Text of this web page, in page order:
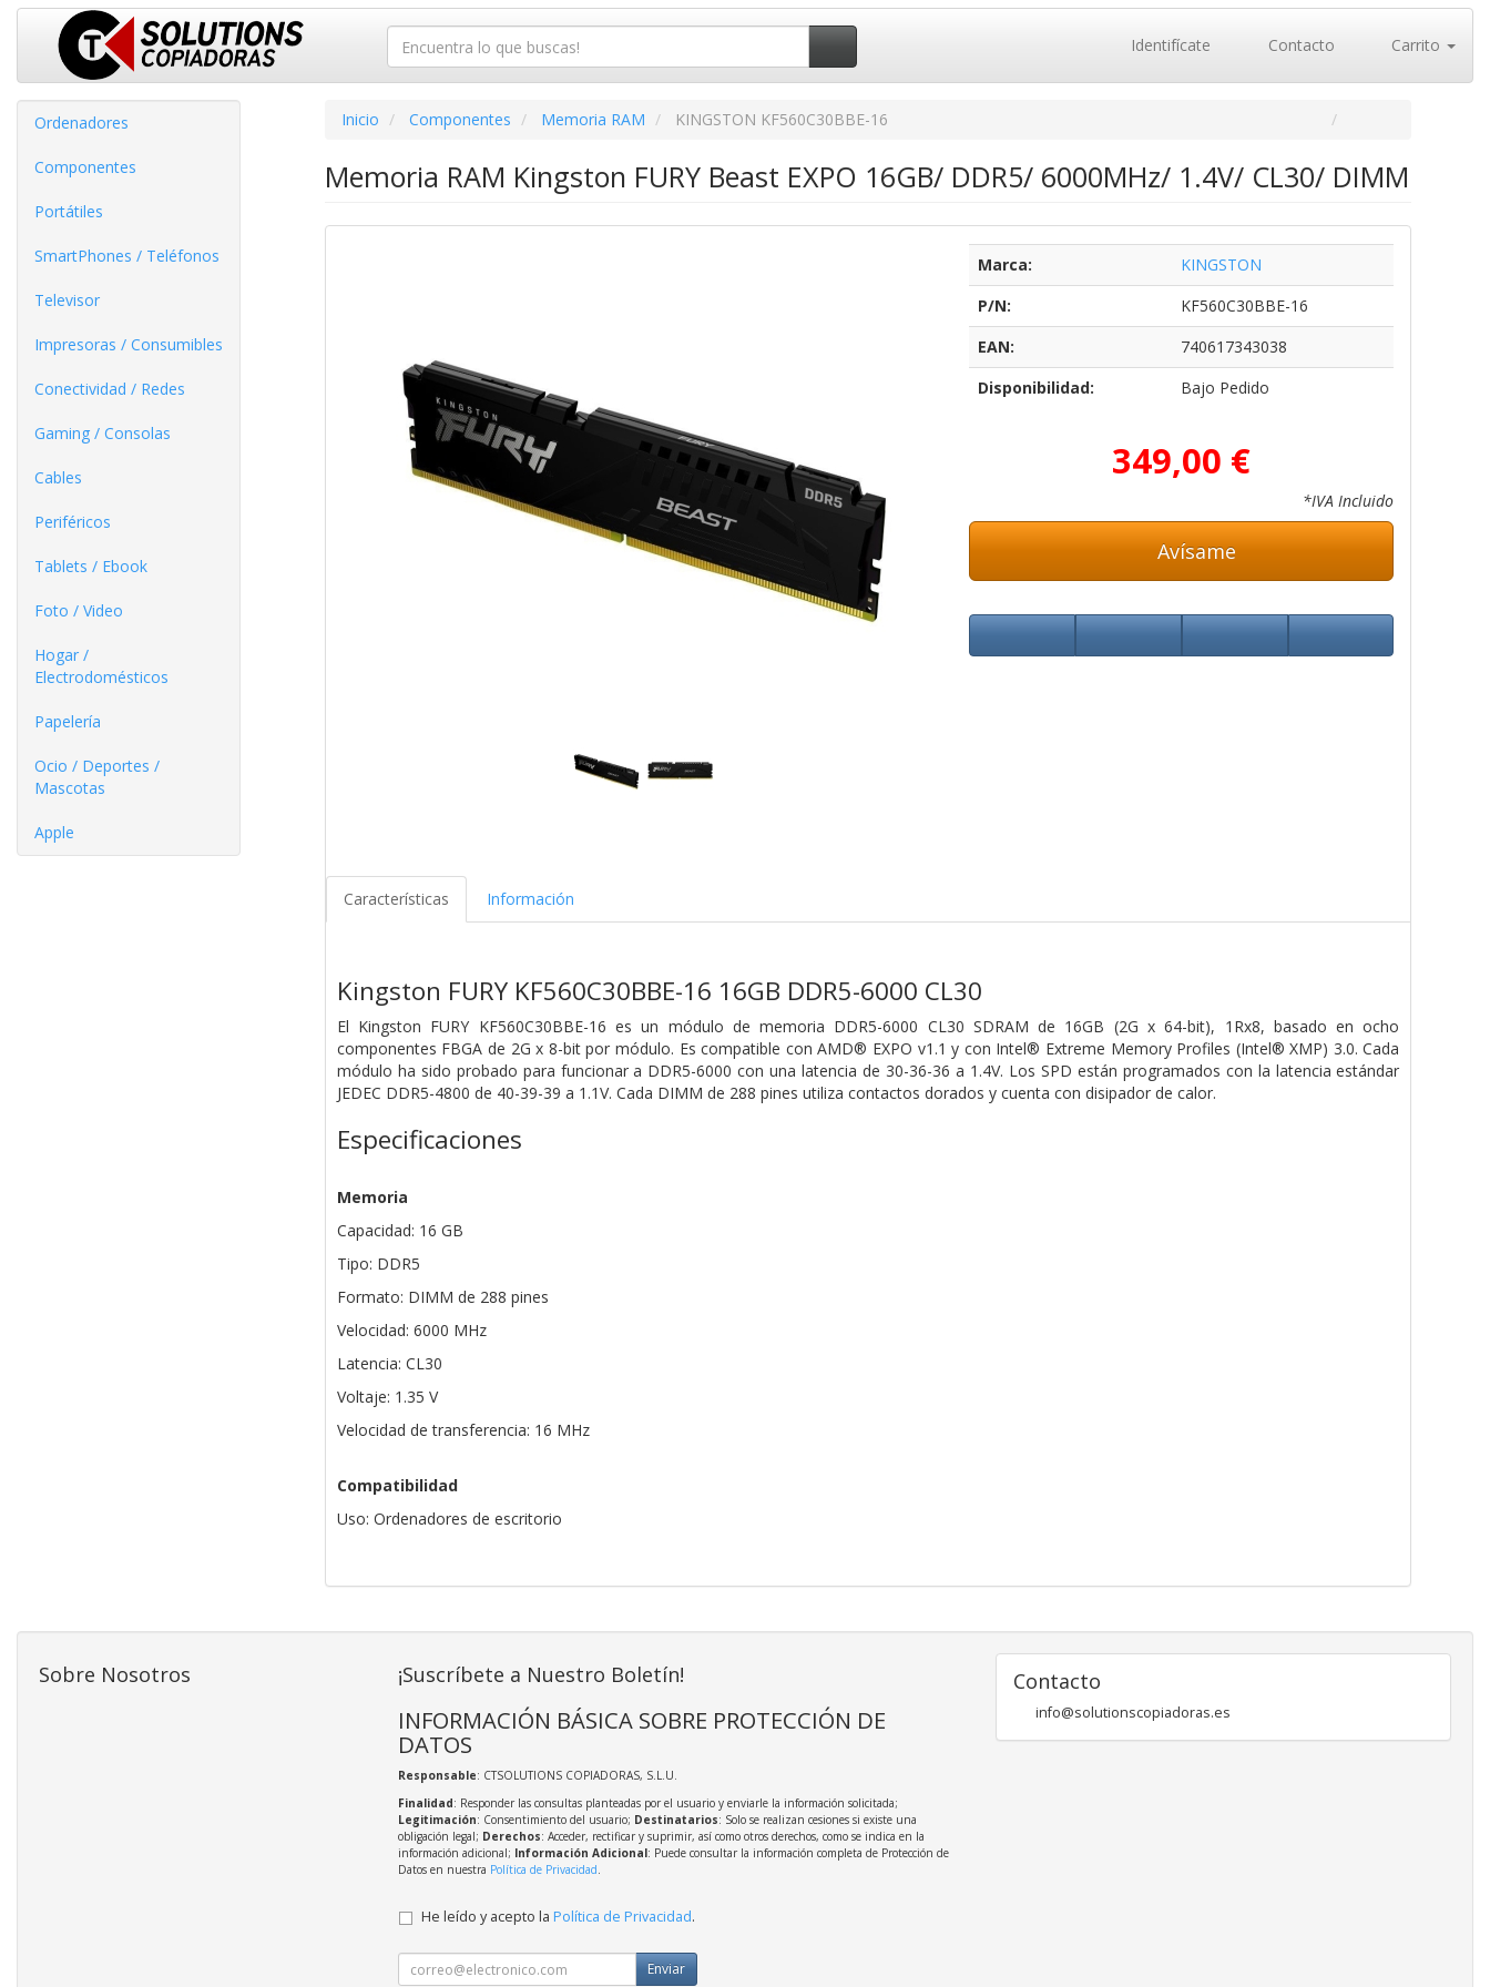
Identifícate Contacto Carrito
Ordenadores
Componentes
Portátiles
SmartPhones / Teléfonos
Televisor
Impresoras / Consumibles
Conectividad / Redes
Gaming / Consolas
Cables
Periféricos
Tablets / Ebook
Foto / Video
Hogar /
Electrodomésticos
Papelería
Ocio / Deportes /
Mascotas
Apple
Inicio Componentes Memoria RAM KINGSTON KF560C30BBE-16
Memoria RAM Kingston FURY Beast EXPO 16GB/ DDR5/ 6000MHz/ 1.4V/ CL30/ DIMM
Marca:
KINGSTON
P/N:
KF560C30BBE-16
EAN:
740617343038
Disponibilidad:
Bajo Pedido
349,00 €
*IVA Incluido
Avísame
Características Información
Kingston FURY KF560C30BBE-16 16GB DDR5-6000 CL30
El Kingston FURY KF560C30BBE-16 es un módulo de memoria DDR5-6000 CL30 SDRAM de 16GB (2G x 64-bit), 1Rx8, basado en ocho
componentes FBGA de 2G x 8-bit por módulo. Es compatible con AMD® EXPO v1.1 y con Intel® Extreme Memory Profiles (Intel® XMP) 3.0. Cada
módulo ha sido probado para funcionar a DDR5-6000 con una latencia de 30-36-36 a 1.4V. Los SPD están programados con la latencia estándar
JEDEC DDR5-4800 de 40-39-39 a 1.1V. Cada DIMM de 288 pines utiliza contactos dorados y cuenta con disipador de calor.
Especificaciones
Memoria
Capacidad: 16 GB
Tipo: DDR5
Formato: DIMM de 288 pines
Velocidad: 6000 MHz
Latencia: CL30
Voltaje: 1.35 V
Velocidad de transferencia: 16 MHz
Compatibilidad
Uso: Ordenadores de escritorio
Sobre Nosotros ¡Suscríbete a Nuestro Boletín!
INFORMACIÓN BÁSICA SOBRE PROTECCIÓN DE
DATOS
Responsable: CTSOLUTIONS COPIADORAS, S.L.U.
Finalidad: Responder las consultas planteadas por el usuario y enviarle la información solicitada;
Legitimación: Consentimiento del usuario; Destinatarios: Solo se realizan cesiones si existe una
obligación legal; Derechos: Acceder, rectificar y suprimir, así como otros derechos, como se indica en la
información adicional; Información Adicional: Puede consultar la información completa de Protección de
Datos en nuestra Política de Privacidad.
He leído y acepto la Política de Privacidad.
Enviar
Contacto
info@solutionscopiadoras.es